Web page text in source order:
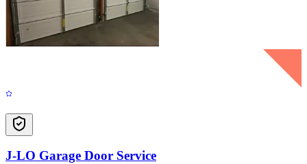
J-LO Garage Door Service